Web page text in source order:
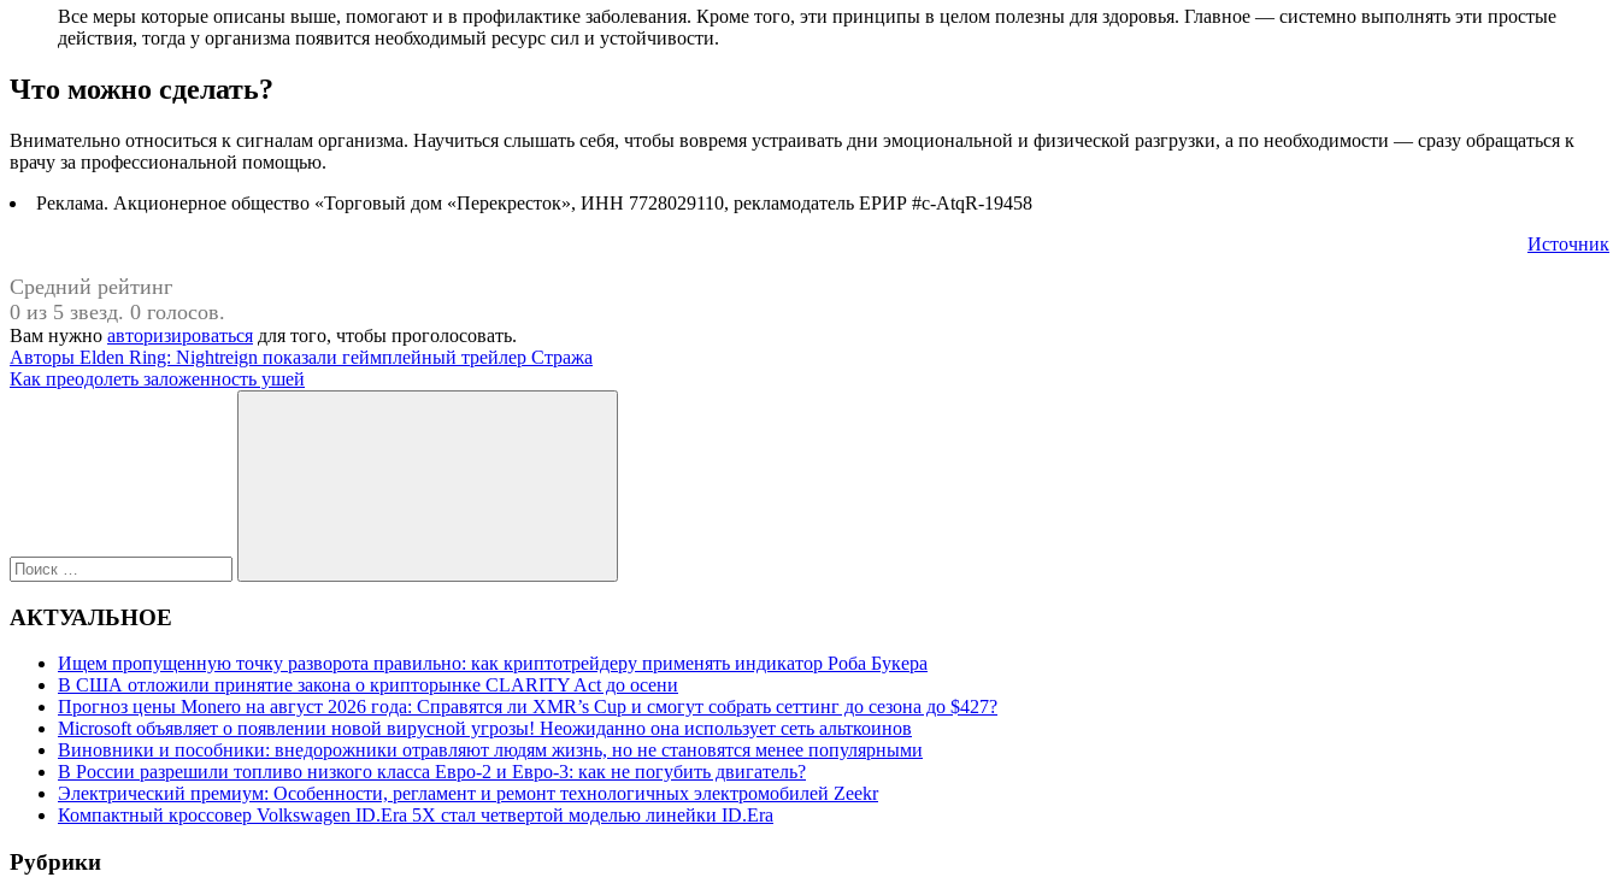
Все меры которые описаны выше, помогают и в профилактике заболевания. Кроме того, эти принципы в целом полезны для здоровья. Главное — системно выполнять эти простые
действия, тогда у организма появится необходимый ресурс сил и устойчивости.
Что можно сделать?
Внимательно относиться к сигналам организма. Научиться слышать себя, чтобы вовремя устраивать дни эмоциональной и физической разгрузки, а по необходимости — сразу обращаться к
врачу за профессиональной помощью.
Реклама. Акционерное общество «Торговый дом «Перекресток», ИНН 7728029110, рекламодатель ЕРИР #c-AtqR-19458
Источник
Средний рейтинг
0 из 5 звезд. 0 голосов.
Вам нужно авторизироваться для того, чтобы проголосовать.
Навигация
по
Предыдущая
запись:
Авторы Elden Ring: Nightreign показали геймплейный трейлер Стража
Следующая
Как преодолеть заложенность ушей
Поиск
АКТУАЛЬНОЕ
Ищем пропущенную точку разворота правильно: как криптотрейдеру применять индикатор Роба Букера
В США отложили принятие закона о крипторынке CLARITY Act до осени
Прогноз цены Monero на август 2026 года: Справятся ли XMR’s Cup и смогут собрать сеттинг до сезона до $427?
Microsoft объявляет о появлении новой вирусной угрозы! Неожиданно она использует сеть альткоинов
Виновники и пособники: внедорожники отравляют людям жизнь, но не становятся менее популярными
В России разрешили топливо низкого класса Евро-2 и Евро-3: как не погубить двигатель?
Электрический премиум: Особенности, регламент и ремонт технологичных электромобилей Zeekr
Компактный кроссовер Volkswagen ID.Era 5X стал четвертой моделью линейки ID.Era
Рубрики